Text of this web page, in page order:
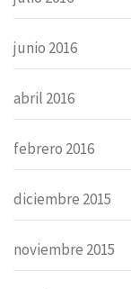
junio 2016
abril 2016
febrero 2016
diciembre 2015
noviembre 2015